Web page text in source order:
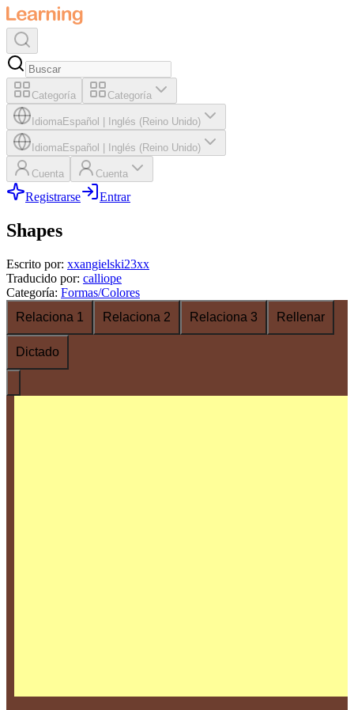
Categoría Categoría
IdiomaEspañol Inglés (Reino Unido)
IdiomaEspañol Inglés (Reino Unido)
Cuenta Cuenta
Registrarse Entrar
Shapes
Escrito por: xxangielski23xx
Traducido por: calliope
Categoría: Formas/Colores
Relaciona 1
Relaciona 2 Relaciona 3 Rellenar
Dictado